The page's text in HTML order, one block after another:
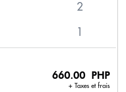
660.00 PHP
+ Taxes et frais